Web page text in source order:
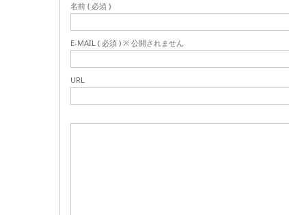
名前 ( 必須 )
E-MAIL ( 必須 ) ※ 公開されません
URL